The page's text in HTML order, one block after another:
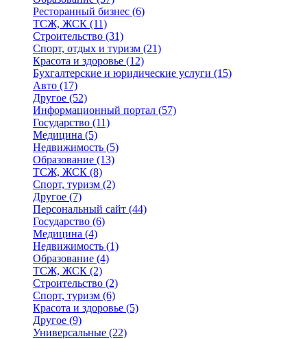
Ресторанный бизнес (6)
ТСЖ, ЖСК (11)
Строительство (31)
Спорт, отдых и туризм (21)
Красота и здоровье (12)
Бухгалтерские и юридические услуги (15)
Авто (17)
Другое (52)
Информационный портал (57)
Государство (11)
Медицина (5)
Недвижимость (5)
Образование (13)
ТСЖ, ЖСК (8)
Спорт, туризм (2)
Другое (7)
Персональный сайт (44)
Государство (6)
Медицина (4)
Недвижимость (1)
Образование (4)
ТСЖ, ЖСК (2)
Строительство (2)
Спорт, туризм (6)
Красота и здоровье (5)
Другое (9)
Универсальные (22)